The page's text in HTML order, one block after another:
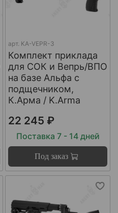
арт. KA-VEPR-3
Комплект приклада
для СОК и Вепрь/ВПО
на базе Альфа с
подщечником,
К.Арма / K.Arma
22 245 ₽
Поставка 7 - 14 дней
Под заказ